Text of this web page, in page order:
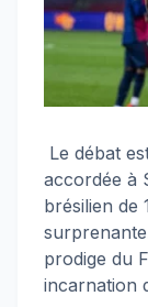
Le débat
accordée à
brésilien de
prodige du
incarnation